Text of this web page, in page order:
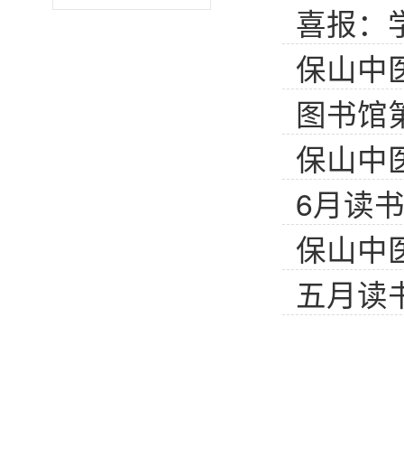
喜报：学
保山中
图书馆
保山中
6月读
保山中
五月读